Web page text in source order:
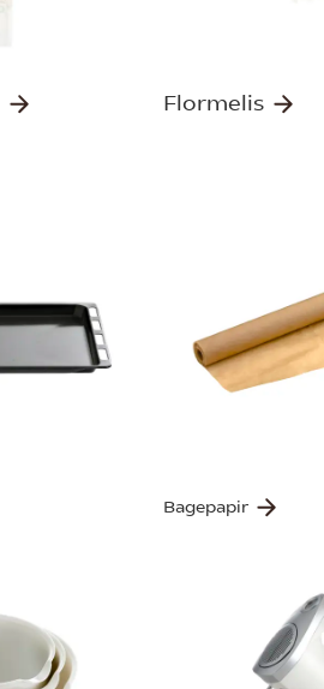
Flormelis
Bagepapir